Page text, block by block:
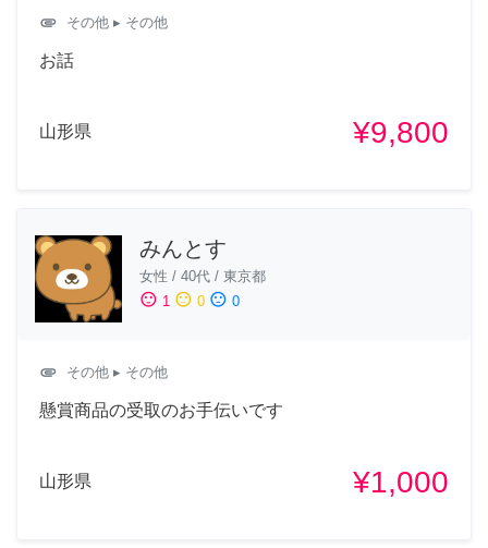
attachment その他 ▸ その他
お話
山形県 ¥9,800
みんとす
女性 / 40代 / 東京都
sentiment_satisfied 1 sentiment_neutral 0 sentiment_dissatisfied 0
attachment その他 ▸ その他
懸賞商品の受取のお手伝いです
山形県 ¥1,000